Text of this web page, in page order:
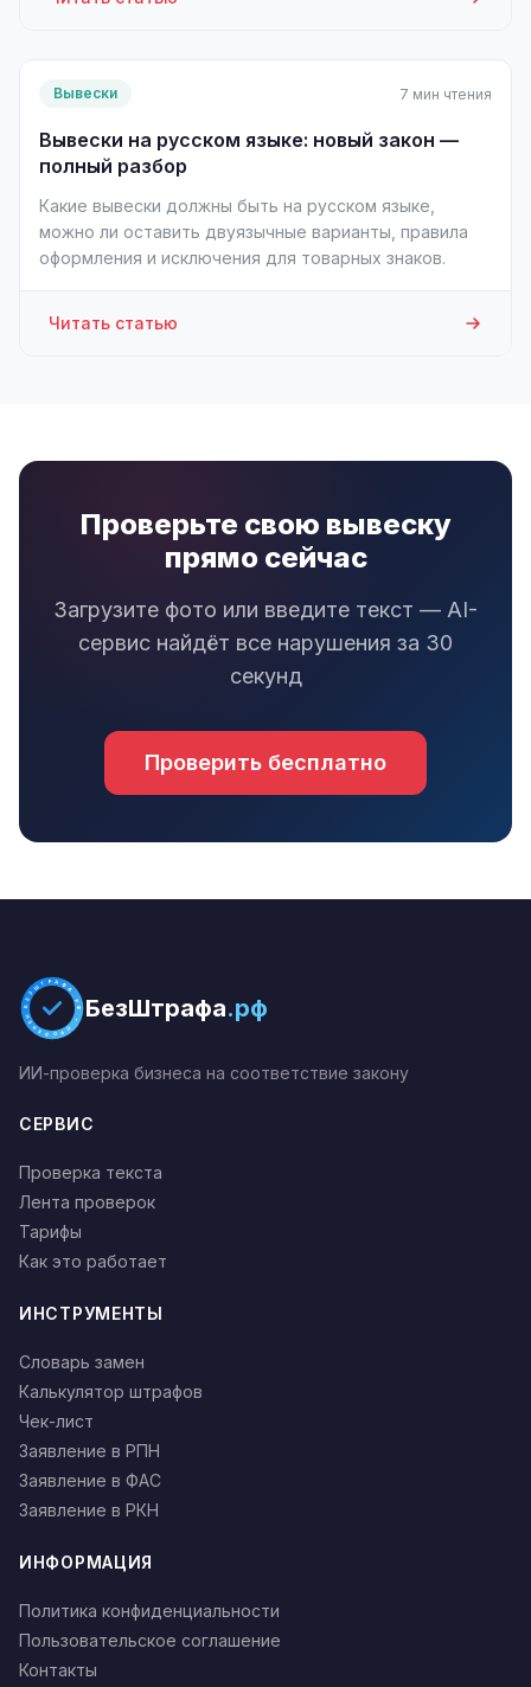
Вывески 7 мин чтения
Вывески на русском языке: новый закон —
полный разбор
Какие вывески должны быть на русском языке,
можно ли оставить двуязычные варианты, правила
оформления и исключения для товарных знаков.
Читать статью
Проверьте свою вывеску
прямо сейчас
Загрузите фото или введите текст — AI-
сервис найдёт все нарушения за 30
секунд
Проверить бесплатно
БЕЗШТРАФА.РФ * ПРОВЕРЕНО *БезШтрафа.рф
ИИ-проверка бизнеса на соответствие закону
СЕРВИС
Проверка текста
Лента проверок
Тарифы
Как это работает
ИНСТРУМЕНТЫ
Словарь замен
Калькулятор штрафов
Чек-лист
Заявление в РПН
Заявление в ФАС
Заявление в РКН
ИНФОРМАЦИЯ
Политика конфиденциальности
Пользовательское соглашение
Контакты